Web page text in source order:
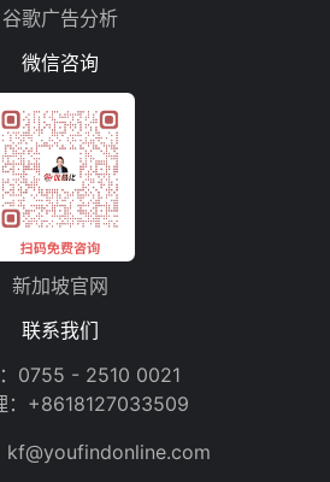
谷歌广告分析
微信咨询
新加坡官网
联系我们
0755 - 2510 0021
+8618127033509
kf@youfindonline.com